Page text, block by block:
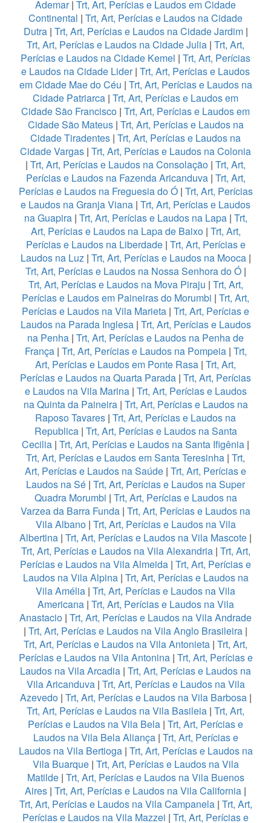
Ademar| Trt, Art, Perícias e Laudos em Cidade
Continental | Trt, Art, Perícias e Laudos na Cidade
Dutra | Trt, Art, Perícias e Laudos na Cidade Jardim|
Trt, Art, Perícias e Laudos na Cidade Julia | Trt, Art,
Perícias e Laudos na Cidade Kemel | Trt, Art, Perícias
e Laudos na Cidade Lider| Trt, Art, Perícias e Laudos
em Cidade Mae do Céu | Trt, Art, Perícias e Laudos na
Cidade Patriarca | Trt, Art, Perícias e Laudos em
Cidade São Francisco | Trt, Art, Perícias e Laudos em
Cidade São Mateus| Trt, Art, Perícias e Laudos na
Cidade Tiradentes | Trt, Art, Perícias e Laudos na
Cidade Vargas | Trt, Art, Perícias e Laudos na Colonia
| Trt, Art, Perícias e Laudos na Consolação | Trt, Art,
Perícias e Laudos na Fazenda Aricanduva| Trt, Art,
Perícias e Laudos na Freguesia do Ó| Trt, Art, Perícias
e Laudos na Granja Viana | Trt, Art, Perícias e Laudos
na Guapira| Trt, Art, Perícias e Laudos na Lapa| Trt,
Art, Perícias e Laudos na Lapa de Baixo | Trt, Art,
Perícias e Laudos na Liberdade | Trt, Art, Perícias e
Laudos na Luz| Trt, Art, Perícias e Laudos na Mooca|
Trt, Art, Perícias e Laudos na Nossa Senhora do Ó|
Trt, Art, Perícias e Laudos na Mova Piraju | Trt, Art,
Perícias e Laudos em Paineiras do Morumbi | Trt, Art,
Perícias e Laudos na Vila Marieta | Trt, Art, Perícias e
Laudos na Parada Inglesa | Trt, Art, Perícias e Laudos
na Penha | Trt, Art, Perícias e Laudos na Penha de
França | Trt, Art, Perícias e Laudos na Pompeia| Trt,
Art, Perícias e Laudos em Ponte Rasa | Trt, Art,
Perícias e Laudos na Quarta Parada | Trt, Art, Perícias
e Laudos na Vila Marina| Trt, Art, Perícias e Laudos
na Quinta da Paineira| Trt, Art, Perícias e Laudos na
Raposo Tavares | Trt, Art, Perícias e Laudos na
Republica| Trt, Art, Perícias e Laudos na Santa
Cecilia | Trt, Art, Perícias e Laudos na Santa Ifigênia |
Trt, Art, Perícias e Laudos em Santa Teresinha | Trt,
Art, Perícias e Laudos na Saúde | Trt, Art, Perícias e
Laudos na Sé | Trt, Art, Perícias e Laudos na Super
Quadra Morumbi | Trt, Art, Perícias e Laudos na
Varzea da Barra Funda | Trt, Art, Perícias e Laudos na
Vila Albano| Trt, Art, Perícias e Laudos na Vila
Albertina | Trt, Art, Perícias e Laudos na Vila Mascote |
Trt, Art, Perícias e Laudos na Vila Alexandria| Trt, Art,
Perícias e Laudos na Vila Almeida | Trt, Art, Perícias e
Laudos na Vila Alpina | Trt, Art, Perícias e Laudos na
Vila Amélia | Trt, Art, Perícias e Laudos na Vila
Americana| Trt, Art, Perícias e Laudos na Vila
Anastacio | Trt, Art, Perícias e Laudos na Vila Andrade
| Trt, Art, Perícias e Laudos na Vila Anglo Brasileira |
Trt, Art, Perícias e Laudos na Vila Antonieta | Trt, Art,
Perícias e Laudos na Vila Antonina| Trt, Art, Perícias e
Laudos na Vila Arcadia | Trt, Art, Perícias e Laudos na
Vila Aricanduva| Trt, Art, Perícias e Laudos na Vila
Azevedo| Trt, Art, Perícias e Laudos na Vila Barbosa|
Trt, Art, Perícias e Laudos na Vila Basileia | Trt, Art,
Perícias e Laudos na Vila Bela | Trt, Art, Perícias e
Laudos na Vila Bela Aliança| Trt, Art, Perícias e
Laudos na Vila Bertioga| Trt, Art, Perícias e Laudos na
Vila Buarque| Trt, Art, Perícias e Laudos na Vila
Matilde| Trt, Art, Perícias e Laudos na Vila Buenos
Aires | Trt, Art, Perícias e Laudos na Vila California |
Trt, Art, Perícias e Laudos na Vila Campanela| Trt, Art,
Perícias e Laudos na Vila Mazzei | Trt, Art, Perícias e